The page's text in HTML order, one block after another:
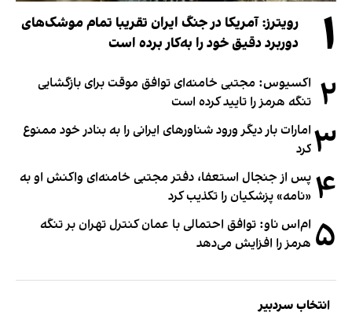
۱
رویترز: آمریکا در جنگ ایران تقریبا تمام موشک‌های
دوربرد دقیق خود را به‌کار برده است
۲ اکسیوس: مجتبی خامنه‌ای توافق موقت برای بازگشایی
تنگه هرمز را تایید کرده است
۳ امارات بار دیگر ورود شناورهای ایرانی را به بنادر خود ممنوع
کرد
۴ پس از جنجال استعفا، دفتر مجتبی خامنه‌ای واکنش او به
«نامه» پزشکیان را تکذیب کرد
۵ ام‌اس ناو: توافق احتمالی با عمان کنترل تهران بر تنگه
هرمز را افزایش می‌دهد
انتخاب سردبیر